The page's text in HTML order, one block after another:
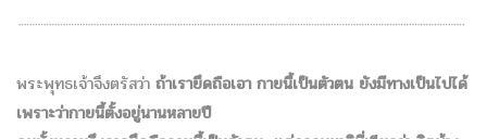
พระพุทธเจ้าจึงตรัสว่า ถ้าเรายึดถือเอา กายนี้เป็นตัวตน ยังมีทางเป็นไปได้
เพราะว่ากายนี้ตั้งอยู่นานหลายปี